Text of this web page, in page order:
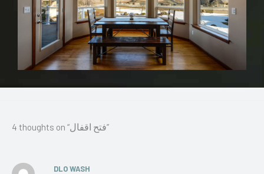
4 thoughts on “فتح اقفال”
DLO WASH